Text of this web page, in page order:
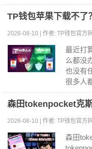
TP钱包苹果下载不了
2026-08-10 | 作者: TP钱包官方网
最近打
么都没
也没有
很多人
森田tokenpocket克
2026-08-10 | 作者: TP钱包官方网
森田